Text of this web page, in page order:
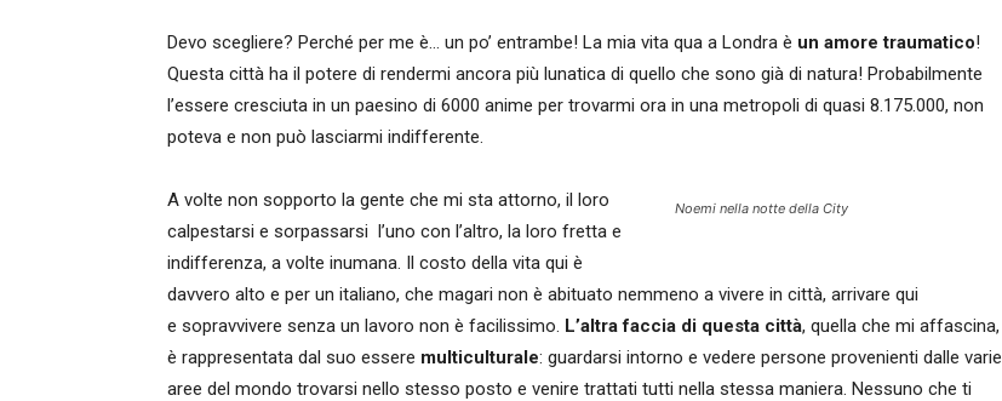
Devo scegliere? Perché per me è… un po’ entrambe! La mia vita qua a Londra è un amore traumatico!
Questa città ha il potere di rendermi ancora più lunatica di quello che sono già di natura! Probabilmente
l’essere cresciuta in un paesino di 6000 anime per trovarmi ora in una metropoli di quasi 8.175.000, non
poteva e non può lasciarmi indifferente.
Noemi nella notte della City
A volte non sopporto la gente che mi sta attorno, il loro
calpestarsi e sorpassarsi l’uno con l’altro, la loro fretta e
indifferenza, a volte inumana. Il costo della vita qui è
davvero alto e per un italiano, che magari non è abituato nemmeno a vivere in città, arrivare qui
e sopravvivere senza un lavoro non è facilissimo. L’altra faccia di questa città, quella che mi affascina,
è rappresentata dal suo essere multiculturale: guardarsi intorno e vedere persone provenienti dalle varie
aree del mondo trovarsi nello stesso posto e venire trattati tutti nella stessa maniera. Nessuno che ti